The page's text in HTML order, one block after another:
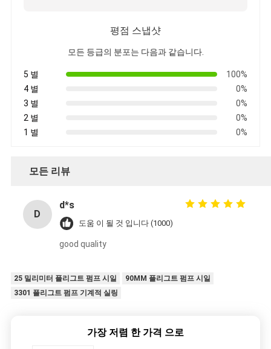
평점 스냅샷
모든 등급의 분포는 다음과 같습니다.
5 별
100%
4 별
0%
3 별
0%
2 별
0%
1 별
0%
모든 리뷰
D
d*s
도움 이 될 것 입니다 (1000)
good quality
25 밀리미터 플리그트 펌프 시일
90MM 플리그트 펌프 시일
3301 플리그트 펌프 기계적 실링
가장 저렴 한 가격 으로